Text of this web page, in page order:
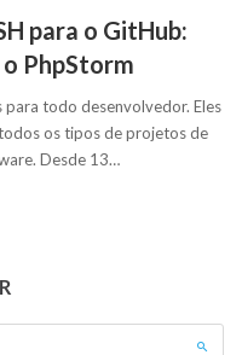
para o GitHub:
PhpStorm
para todo desenvolvedor. Eles
os tipos de projetos de
Desde 13…